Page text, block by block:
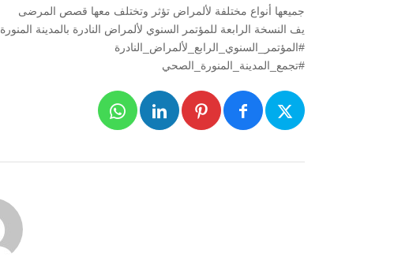
جميعها أنواع مختلفة لألمراض تؤثر وتختلف معها قصص المرضى
يف النسخة الرابعة للمؤتمر السنوي لألمراض النادرة بالمدينة المنورة
#المؤتمر_السنوي_الرابع_لألمراض_النادرة
#تجمع_المدينة_المنورة_الصحي